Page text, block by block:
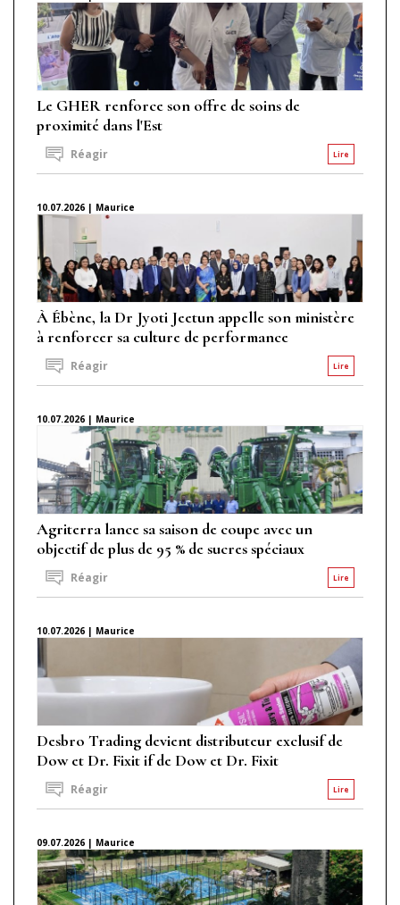
Le GHER renforce son offre de soins de
proximité dans l'Est
Lire
Réagir
10.07.2026 | Maurice
À Ébène, la Dr Jyoti Jeetun appelle son ministère
à renforcer sa culture de performance
Lire
Réagir
10.07.2026 | Maurice
Agriterra lance sa saison de coupe avec un
objectif de plus de 95 % de sucres spéciaux
Lire
Réagir
10.07.2026 | Maurice
Desbro Trading devient distributeur exclusif de
Dow et Dr. Fixit if de Dow et Dr. Fixit
Lire
Réagir
09.07.2026 | Maurice